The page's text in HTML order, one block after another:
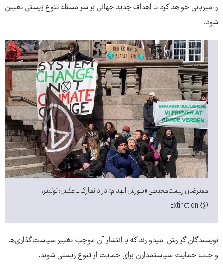
را میزبانی خواهد کرد تا اهداف جدید جهانی بر سر مسئله تنوع زیستی تعیین
شود.
معترضان زیست‌محیطی «شورش انهدام» در دانمارک ــ عکس:‌ توئیتر،
@ExtinctionR
نویسندگان گزارش امیدوارند که با انتشار آن موجب تغییر سیاست‌گذاری‌ها
و جلب حمایت سیاستمدارن برای حمایت از تنوع زیستی شوند.